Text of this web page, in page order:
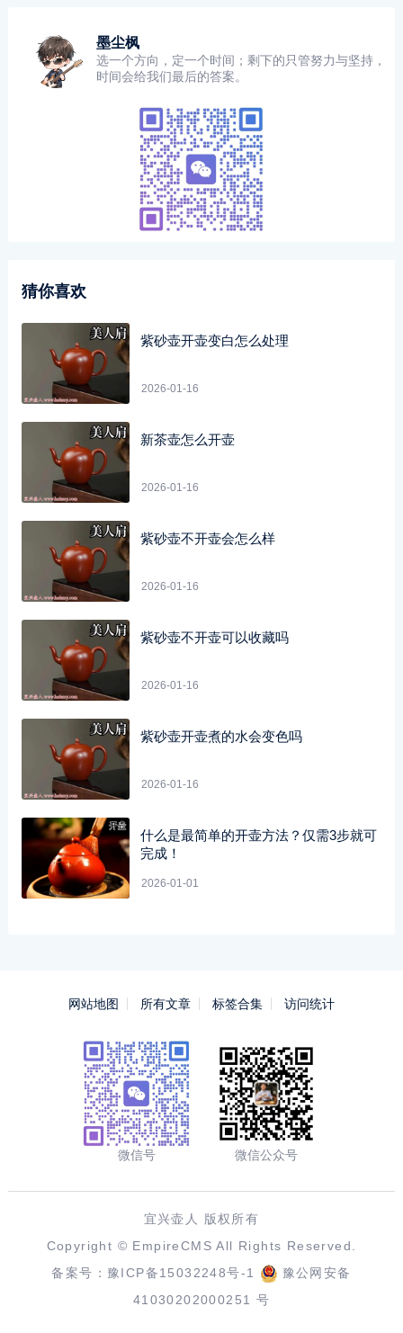
墨尘枫
选一个方向，定一个时间；剩下的只管努力与坚持，
时间会给我们最后的答案。
猜你喜欢
紫砂壶开壶变白怎么处理
2026-01-16
新茶壶怎么开壶
2026-01-16
紫砂壶不开壶会怎么样
2026-01-16
紫砂壶不开壶可以收藏吗
2026-01-16
紫砂壶开壶煮的水会变色吗
2026-01-16
什么是最简单的开壶方法？仅需3步就可
完成！
2026-01-01
网站地图 所有文章 标签合集 访问统计
微信号 微信公众号
宜兴壶人 版权所有
Copyright © EmpireCMS All Rights Reserved.
备案号：豫ICP备15032248号-1
豫公网安备
41030202000251 号